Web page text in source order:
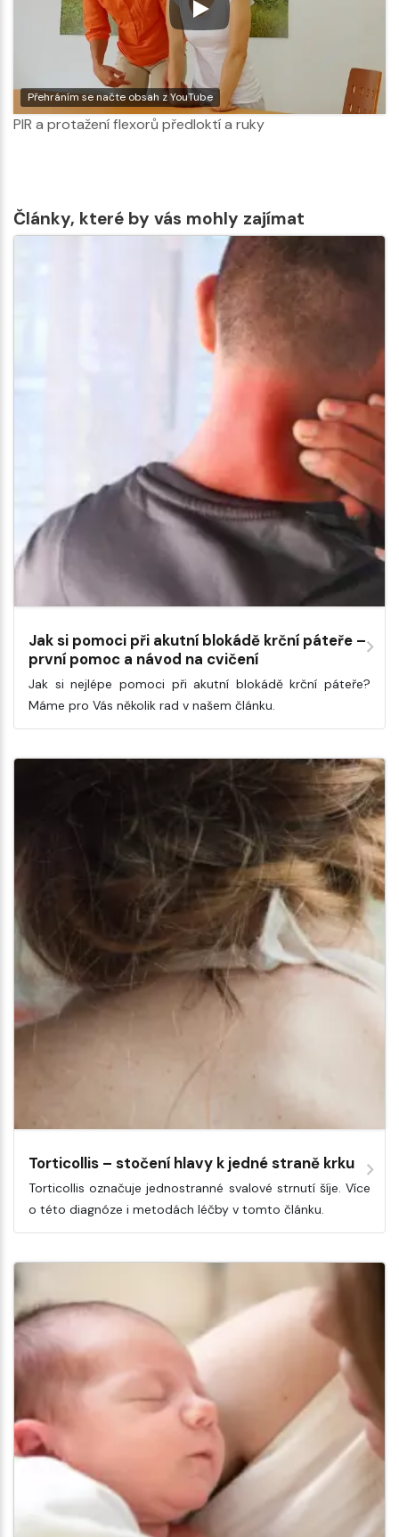
Přehráním se načte obsah z YouTube
PIR a protažení flexorů předloktí a ruky
Články, které by vás mohly zajímat
Jak si pomoci při akutní blokádě krční páteře –
první pomoc a návod na cvičení
Jak si nejlépe pomoci při akutní blokádě krční páteře?
Máme pro Vás několik rad v našem článku.
Torticollis – stočení hlavy k jedné straně krku
Torticollis označuje jednostranné svalové strnutí šíje. Více
o této diagnóze i metodách léčby v tomto článku.